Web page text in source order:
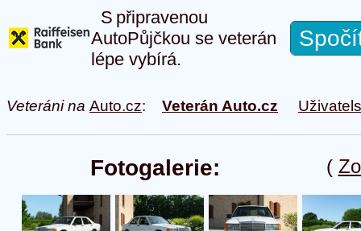
S připravenou
AutoPůjčkou se veterán
lépe vybírá.
Veteráni na Auto.cz: Veterán Auto.cz
(
Fotogalerie: